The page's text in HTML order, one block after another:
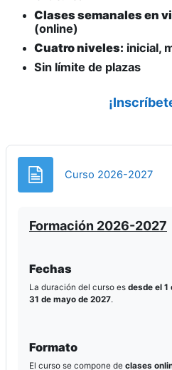
Clases semanales en
(online)
Cuatro niveles: inicial,
Sin límite de plazas
Curso 2026-2027
Formación 2026-2027
Fechas
La duración del curso es desde el
31 de mayo de 2027.
Formato
El curso se compone de clases